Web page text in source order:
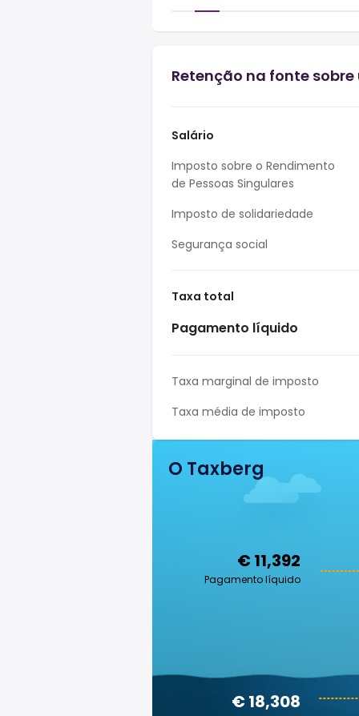
Retenção na fonte
Salário
Imposto sobre o Rendimento
de Pessoas Singulares
Imposto de solidariedade
Segurança social
Taxa total
Pagamento líquido
Taxa marginal de imposto
Taxa média de imposto
O Taxberg
€ 11,392
Pagamento líquido
€ 18,308